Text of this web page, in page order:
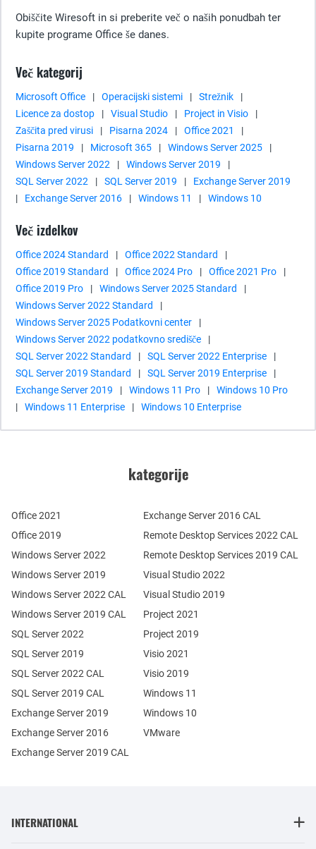
Obiščite Wiresoft in si preberite več o naših ponudbah ter
kupite programe Office še danes.
Več kategorij
Microsoft Office | Operacijski sistemi | Strežnik
|
Licence za dostop
| Visual Studio | Project in Visio
|
Zaščita pred virusi
| Pisarna 2024 | Office 2021
|
Pisarna 2019
| Microsoft 365 | Windows Server 2025
|
Windows Server 2022
| Windows Server 2019
|
SQL Server 2022
| SQL Server 2019 |
Exchange Server 2019
|
Exchange Server 2016 | Windows 11 | Windows 10
Več izdelkov
Office 2024 Standard | Office 2022 Standard
|
Office 2019 Standard
| Office 2024 Pro | Office 2021 Pro
|
Office 2019 Pro
| Windows Server 2025 Standard
|
Windows Server 2022 Standard
|
Windows Server 2025 Podatkovni center
|
Windows Server 2022 podatkovno središče
|
SQL Server 2022 Standard
| SQL Server 2022 Enterprise
|
SQL Server 2019 Standard
| SQL Server 2019 Enterprise
|
Exchange Server 2019
| Windows 11 Pro |
Windows 10 Pro
|
Windows 11 Enterprise | Windows 10 Enterprise
kategorije
Office 2021
Office 2019
Windows Server 2022
Windows Server 2019
Exchange Server 2019
Exchange Server 2016
SQL Server 2022
SQL Server 2019
Windows Server 2022 CAL
Windows Server 2019 CAL
SQL Server 2022 CAL
SQL Server 2019 CAL
Remote Desktop Services 2022 CAL
Remote Desktop Services 2019 CAL
Exchange Server 2019 CAL
Exchange Server 2016 CAL
Visual Studio 2022
Visual Studio 2019
Project 2021
Project 2019
Visio 2021
Visio 2019
Windows 11
Windows 10
VMware
INTERNATIONAL